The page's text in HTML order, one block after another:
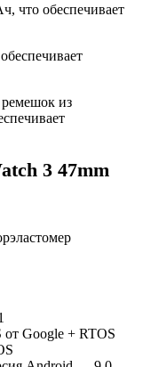
что обеспечивает
из
3 47mm
Google + RTOS